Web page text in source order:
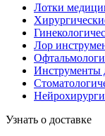
Лотки
Лор
Инструменты
Узнать о доставке